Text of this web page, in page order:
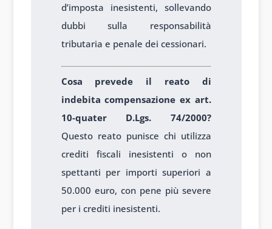
d’imposta inesistenti, sollevando
dubbi sulla responsabilità
tributaria e penale dei cessionari.
Cosa prevede il reato di
indebita compensazione ex art.
10-quater D.Lgs. 74/2000?
Questo reato punisce chi utilizza
crediti fiscali inesistenti o non
spettanti per importi superiori a
50.000 euro, con pene più severe
per i crediti inesistenti.